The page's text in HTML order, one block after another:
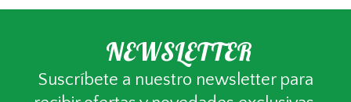
NEWSLETTER
Suscríbete a nuestro newsletter para